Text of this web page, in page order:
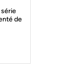
série
de